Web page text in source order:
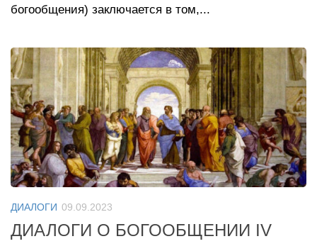
богообщения) заключается в том,...
ДИАЛОГИ 09.09.2023
ДИАЛОГИ О БОГООБЩЕНИИ IV